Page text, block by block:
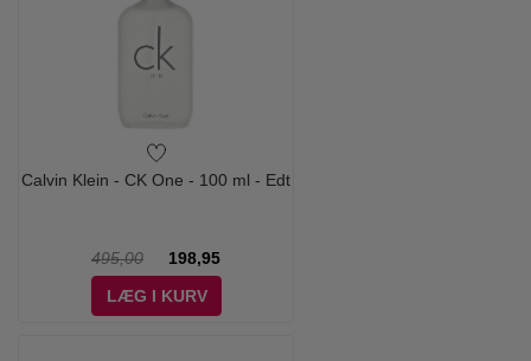
Calvin Klein - CK One - 100 ml - Edt
495,00
198,95
LÆG I KURV